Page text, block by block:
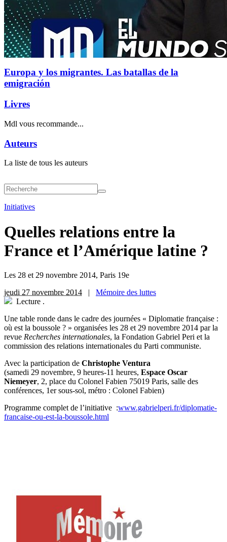
Europa y los migrantes. Las batallas de la
emigración
Livres
Mdl vous recommande...
Auteurs
La liste de tous les auteurs
Initiatives
Quelles relations entre la
France et l’Amérique latine ?
Les 28 et 29 novembre 2014, Paris 19e
jeudi 27 novembre 2014 | Mémoire des luttes
Lecture .
Une table ronde dans le cadre des journées « Diplomatie française :
où est la boussole ? » organisées les 28 et 29 novembre 2014 par la
revue Recherches internationales, la Fondation Gabriel Peri et la
commission des relations internationales du Parti communiste.
Avec la participation de Christophe Ventura
(samedi 29 novembre, 9 heures-11 heures, Espace Oscar
Niemeyer, 2, place du Colonel Fabien 75019 Paris, salle des
conférences, 1er sous-sol, métro : Colonel Fabien)
Programme complet de l’initiative :www.gabrielperi.fr/diplomatie-
francaise-ou-est-la-boussole.html